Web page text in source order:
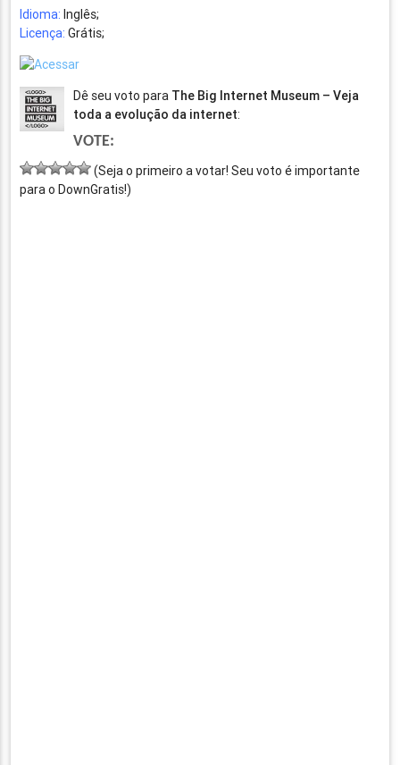
Idioma: Inglês;
Licença: Grátis;
Dê seu voto para The Big Internet Museum – Veja
toda a evolução da internet:
VOTE:
(Seja o primeiro a votar! Seu voto é importante
para o DownGratis!)